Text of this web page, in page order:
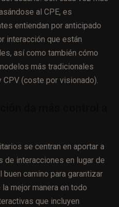
al CPE, es
entiendan por anticipado
interacción que están
así como también cómo
más tradicionales
(coste por visionado).
se centran en aportar a
de interacciones en lugar de
camino para garantizar
mejor manera en todo
que incluyen